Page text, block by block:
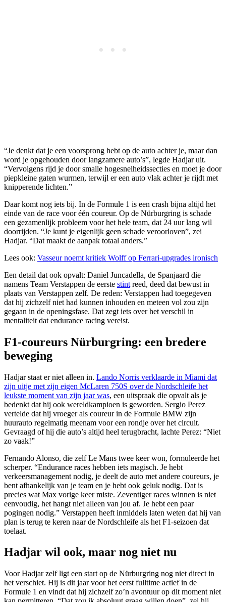
“Je denkt dat je een voorsprong hebt op de auto achter je, maar dan
word je opgehouden door langzamere auto’s”, legde Hadjar uit.
“Vervolgens rijd je door smalle hogesnelheidssecties en moet je door
piepkleine gaten wurmen, terwijl er een auto vlak achter je rijdt met
knipperende lichten.”
Daar komt nog iets bij. In de Formule 1 is een crash bijna altijd het
einde van de race voor één coureur. Op de Nürburgring is schade
een gezamenlijk probleem voor het hele team, dat 24 uur lang wil
doorrijden. “Je kunt je eigenlijk geen schade veroorloven”, zei
Hadjar. “Dat maakt de aanpak totaal anders.”
Lees ook: Vasseur noemt kritiek Wolff op Ferrari-upgrades ironisch
Een detail dat ook opvalt: Daniel Juncadella, de Spanjaard die
namens Team Verstappen de eerste stint reed, deed dat bewust in
plaats van Verstappen zelf. De reden: Verstappen had toegegeven
dat hij zichzelf niet had kunnen inhouden en meteen vol zou zijn
gegaan in de openingsfase. Dat zegt iets over het verschil in
mentaliteit dat endurance racing vereist.
F1-coureurs Nürburgring: een bredere
beweging
Hadjar staat er niet alleen in. Lando Norris verklaarde in Miami dat
zijn uitje met zijn eigen McLaren 750S over de Nordschleife het
leukste moment van zijn jaar was, een uitspraak die opvalt als je
bedenkt dat hij ook wereldkampioen is geworden. Sergio Perez
vertelde dat hij vroeger als coureur in de Formule BMW zijn
huurauto regelmatig meenam voor een rondje over het circuit.
Gevraagd of hij die auto’s altijd heel terugbracht, lachte Perez: “Niet
zo vaak!”
Fernando Alonso, die zelf Le Mans twee keer won, formuleerde het
scherper. “Endurance races hebben iets magisch. Je hebt
verkeersmanagement nodig, je deelt de auto met andere coureurs, je
bent afhankelijk van je team en je hebt ook geluk nodig. Dat is
precies wat Max vorige keer miste. Zeventiger races winnen is niet
eenvoudig, het hangt niet alleen van jou af. Je hebt een paar
pogingen nodig.” Verstappen heeft inmiddels laten weten dat hij van
plan is terug te keren naar de Nordschleife als het F1-seizoen dat
toelaat.
Hadjar wil ook, maar nog niet nu
Voor Hadjar zelf ligt een start op de Nürburgring nog niet direct in
het verschiet. Hij is dit jaar voor het eerst fulltime actief in de
Formule 1 en vindt dat hij zichzelf zo’n avontuur op dit moment niet